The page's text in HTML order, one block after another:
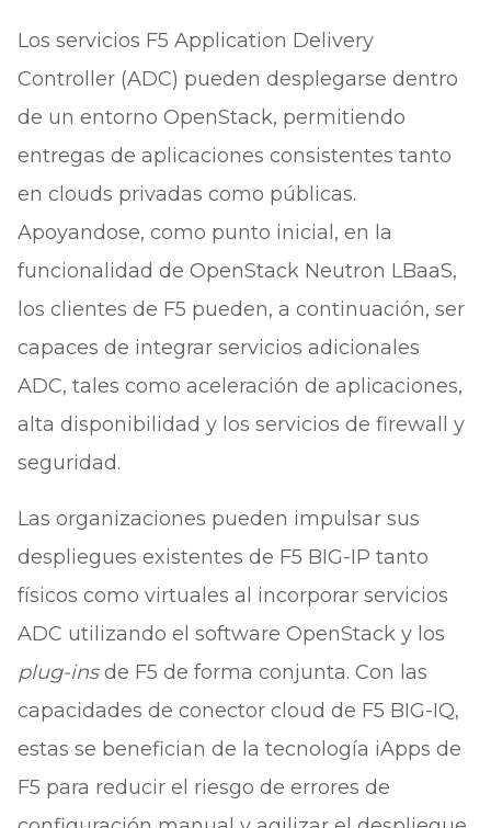
Los servicios F5 Application Delivery
Controller (ADC) pueden desplegarse dentro
de un entorno OpenStack, permitiendo
entregas de aplicaciones consistentes tanto
en clouds privadas como públicas.
Apoyandose, como punto inicial, en la
funcionalidad de OpenStack Neutron LBaaS,
los clientes de F5 pueden, a continuación, ser
capaces de integrar servicios adicionales
ADC, tales como aceleración de aplicaciones,
alta disponibilidad y los servicios de firewall y
seguridad.
Las organizaciones pueden impulsar sus
despliegues existentes de F5 BIG-IP tanto
físicos como virtuales al incorporar servicios
ADC utilizando el software OpenStack y los
plug-insde F5 de forma conjunta. Con las
capacidades de conector cloud de F5 BIG-IQ,
estas se benefician de la tecnología iApps de
F5 para reducir el riesgo de errores de